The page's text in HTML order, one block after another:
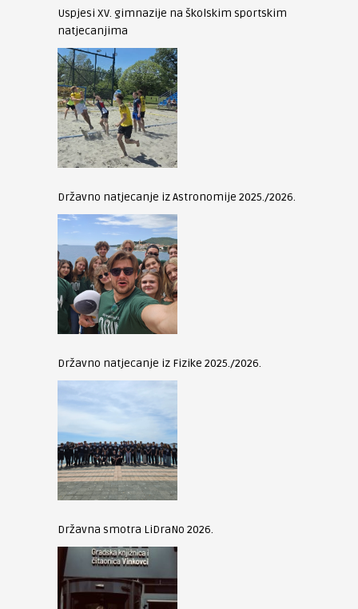
Uspjesi XV. gimnazije na školskim sportskim
natjecanjima
Državno natjecanje iz Astronomije 2025./2026.
Državno natjecanje iz Fizike 2025./2026.
Državna smotra LiDraNo 2026.